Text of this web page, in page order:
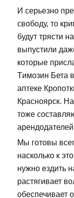
И серьезно
свободу, то
будут трясти
выпустили
которые
Tимозин Бета
аптеке
Красноярск.
тоже
Мы готовы
насколько к
нужно ездить
растягивает
обеспечивает